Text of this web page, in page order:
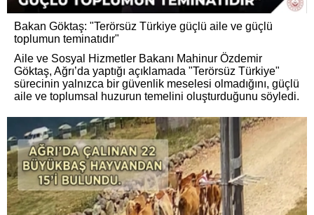
Bakan Göktaş: "Terörsüz Türkiye güçlü aile ve güçlü
toplumun teminatıdır"
Aile ve Sosyal Hizmetler Bakanı Mahinur Özdemir
Göktaş, Ağrı’da yaptığı açıklamada "Terörsüz Türkiye"
sürecinin yalnızca bir güvenlik meselesi olmadığını, güçlü
aile ve toplumsal huzurun temelini oluşturduğunu söyledi.